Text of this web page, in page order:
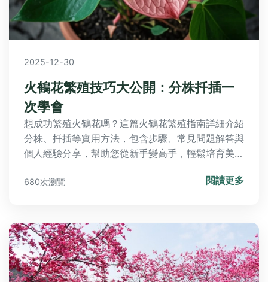
2025-12-30
火鶴花繁殖技巧大公開：分株扦插一
次學會
想成功繁殖火鶴花嗎？這篇火鶴花繁殖指南詳細介紹
分株、扦插等實用方法，包含步驟、常見問題解答與
個人經驗分享，幫助您從新手變高手，輕鬆培育美麗
680次瀏覽 閱讀更多